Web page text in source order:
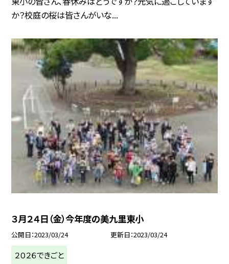
か？校庭の桜は皆さんがいな...
３月２４日（金）今年度の美九里東小
公開日 2023/03/24 更新日 2023/03/24
２０２６できごと